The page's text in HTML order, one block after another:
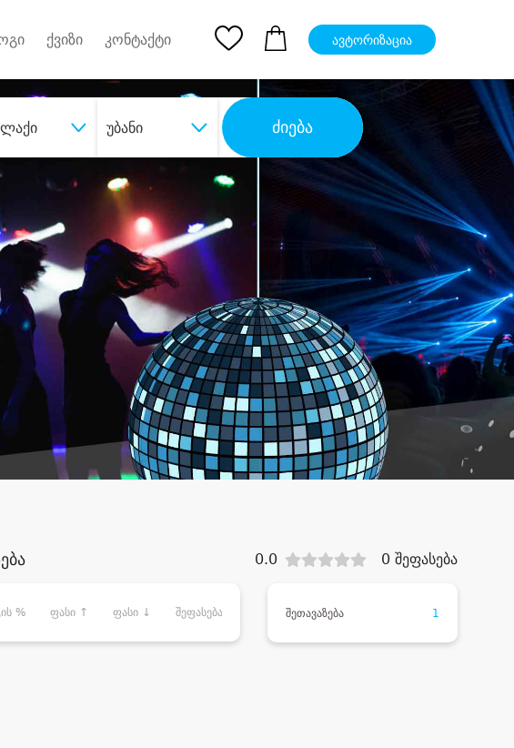
ქვიზი კონტაქტი ავტორიზაცია
უბანი ძიება
დიდი დანაზოგით
0.0 0 შეფასება
% ფასი ↑ ფასი ↓ შეფასება შეთავაზება 1